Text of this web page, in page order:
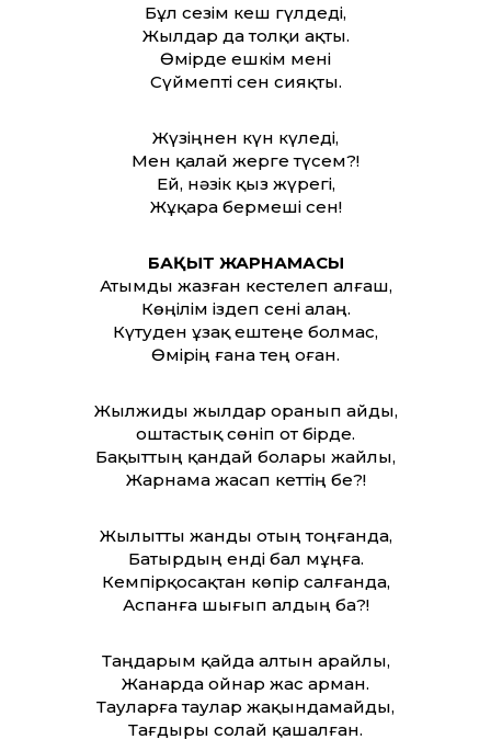
Бұл сезім кеш гүлдеді,
Жылдар да толқи ақты.
Өмірде ешкім мені
Сүймепті сен сияқты.
Жүзіңнен күн күледі,
Мен қалай жерге түсем?!
Ей, нәзік қыз жүрегі,
Жұқара бермеші сен!
БАҚЫТ ЖАРНАМАСЫ
Атымды жазған кестелеп алғаш,
Көңілім іздеп сені алаң.
Күтуден ұзақ ештеңе болмас,
Өмірің ғана тең оған.
Жылжиды жылдар оранып айды,
Қоштастық сөніп от бірде.
Бақыттың қандай болары жайлы,
Жарнама жасап кеттің бе?!
Жылытты жанды отың тоңғанда,
Батырдың енді бал мұңға.
Кемпірқосақтан көпір салғанда,
Аспанға шығып алдың ба?!
Таңдарым қайда алтын арайлы,
Жанарда ойнар жас арман.
Тауларға таулар жақындамайды,
Тағдыры солай қашалған.